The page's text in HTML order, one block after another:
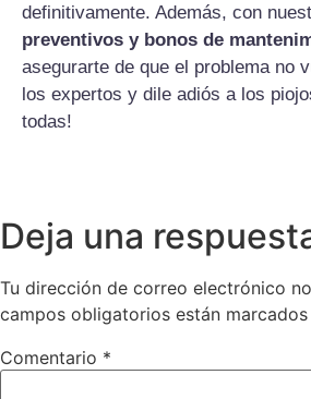
definitivamente. Además, con
preventivos y bonos de
asegurarte de que el problema no
los expertos y dile adiós a los
todas!
Deja una
Tu dirección de correo electrónico
campos obligatorios están
Comentario *